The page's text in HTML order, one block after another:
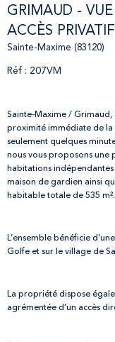
GRIMAUD -
ACCÈS
Sainte-Maxime (83120)
Réf : 207VM
Sainte-Maxime /
proximité immédiate de la
seulement quelques
nous vous proposons
habitations indépendantes
maison de gardien ainsi
habitable totale de 535 m².
L’ensemble bénéficie
Golfe et sur le village de
La propriété dispose
agrémentée d’un accès